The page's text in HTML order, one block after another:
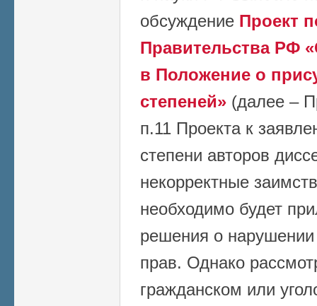
обсуждение Проект
Правительства РФ
в Положение о
степеней» (далее –
п.11 Проекта к
степени авторов
некорректные
необходимо будет
решения о нарушении
прав. Однако
гражданском или